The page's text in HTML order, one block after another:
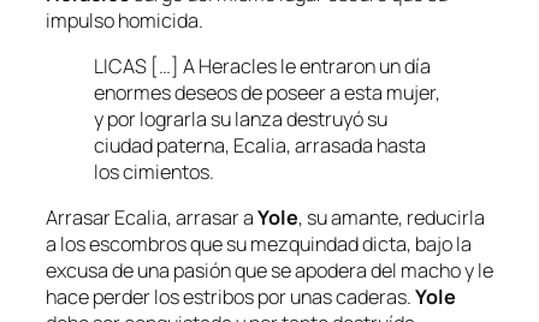
impulso homicida.
LICAS […] A Heracles le entraron un día
enormes deseos de poseer a esta mujer,
y por lograrla su lanza destruyó su
ciudad paterna, Ecalia, arrasada hasta
los cimientos.
Arrasar Ecalia, arrasar aYole, su amante, reducirla
a los escombros que su mezquindad dicta, bajo la
excusa de una pasión que se apodera del macho y le
hace perder los estribos por unas caderas.Yole